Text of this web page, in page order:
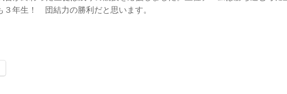
年生！ 団結力の勝利だと思います。